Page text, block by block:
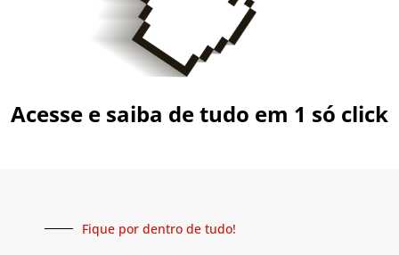
Acesse e saiba de tudo em 1 só click
Fique por dentro de tudo!